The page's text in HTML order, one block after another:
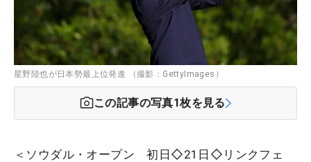
星野陸也が日本勢最上位発進 （撮影：GettyImages）
この記事の写真1枚を見る
＜ソウダル・オープン 初日◇21日◇リンクフェ